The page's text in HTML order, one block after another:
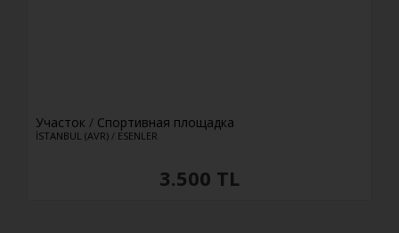
Участок / Спортивная площадка
İSTANBUL (AVR) / ESENLER
3.500 TL